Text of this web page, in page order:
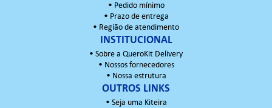
• Pedido mínimo
• Prazo de entrega
• Região de atendimento
INSTITUCIONAL
• Sobre a QueroKit Delivery
• Nossos fornecedores
• Nossa estrutura
OUTROS LINKS
• Seja uma Kiteira